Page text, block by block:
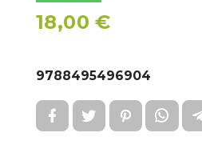
18,00 €
9788495496904